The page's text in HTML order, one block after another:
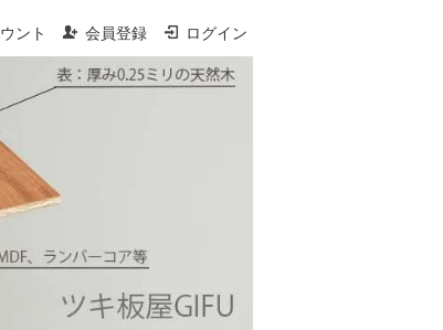
ント 会員登録 ログイン